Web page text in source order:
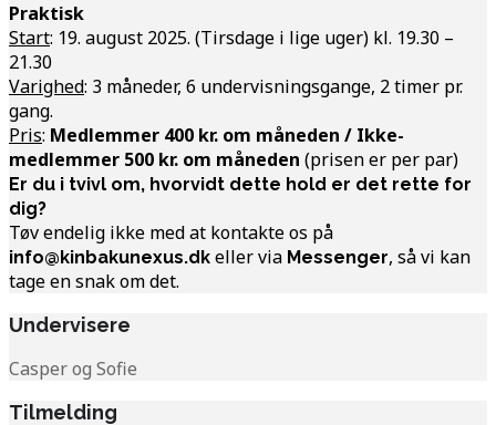
Praktisk
Start: 19. august 2025. (Tirsdage i lige uger) kl. 19.30 –
21.30
Varighed: 3 måneder, 6 undervisningsgange, 2 timer pr.
gang.
Pris: Medlemmer 400 kr. om måneden / Ikke-
medlemmer 500 kr. om måneden (prisen er per par)
Er du i tvivl om, hvorvidt dette hold er det rette for
dig?
Tøv endelig ikke med at kontakte os på
info@kinbakunexus.dk eller via Messenger, så vi kan
tage en snak om det.
Undervisere
Casper og Sofie
Tilmelding